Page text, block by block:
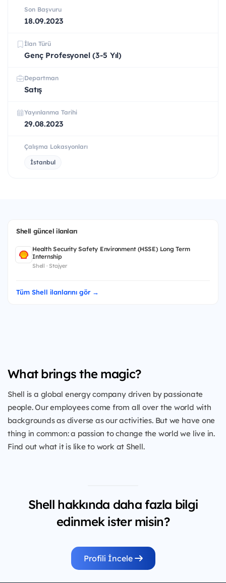
Son Başvuru
18.09.2023
İlan Türü
Genç Profesyonel (3-5 Yıl)
Departman
Satış
Yayınlanma Tarihi
29.08.2023
Çalışma Lokasyonları
İstanbul
Shell güncel ilanları
Health Security Safety Environment (HSSE) Long Term
Internship
Shell · Stajyer
Tüm Shell ilanlarını gör →
What brings the magic?
Shell is a global energy company driven by passionate
people. Our employees come from all over the world with
backgrounds as diverse as our activities. But we have one
thing in common: a passion to change the world we live in.
Find out what it is like to work at Shell.
Shell hakkında daha fazla bilgi
edinmek ister misin?
Profili İncele